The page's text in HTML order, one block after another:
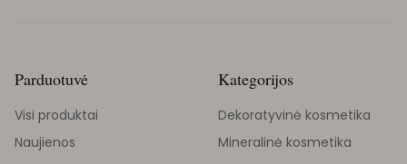
Parduotuvė
Visi produktai
Naujienos
Kategorijos
Dekoratyvinė kosmetika
Mineralinė kosmetika